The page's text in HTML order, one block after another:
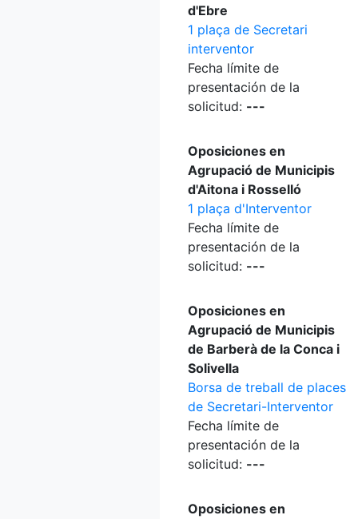
d'Ebre
1 plaça de Secretari
interventor
Fecha límite de
presentación de la
solicitud: ---
Oposiciones en
Agrupació de Municipis
d'Aitona i Rosselló
1 plaça d'Interventor
Fecha límite de
presentación de la
solicitud: ---
Oposiciones en
Agrupació de Municipis
de Barberà de la Conca i
Solivella
Borsa de treball de places
de Secretari-Interventor
Fecha límite de
presentación de la
solicitud: ---
Oposiciones en